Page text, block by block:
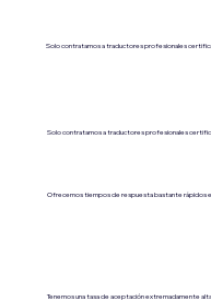
Solo contratamos a traductores profesionales
Solo contratamos a traductores profesionales
Ofrecemos tiempos de respuesta bastante rápidos
Tenemos una tasa de aceptación extremadamente